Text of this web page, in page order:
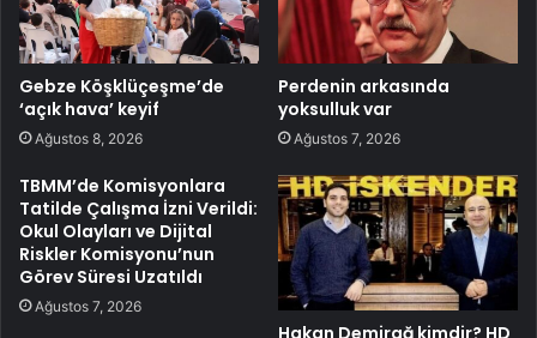
Gebze Köşklüçeşme’de
‘açık hava’ keyif
Ağustos 8, 2026
Perdenin arkasında
yoksulluk var
Ağustos 7, 2026
TBMM’de Komisyonlara
Tatilde Çalışma İzni Verildi:
Okul Olayları ve Dijital
Riskler Komisyonu’nun
Görev Süresi Uzatıldı
Ağustos 7, 2026
Hakan Demirağ kimdir? HD